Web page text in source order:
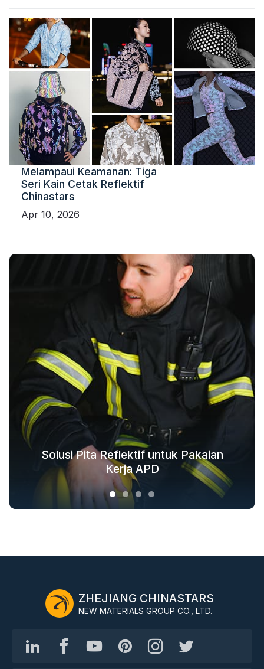
Melampaui Keamanan: Tiga
Seri Kain Cetak Reflektif
Chinastars
Apr 10, 2026
Solusi Pita Reflektif untuk Pakaian
Kerja APD
Solusi Tekstil Reflektif untuk Pakaian
Fashion Luar Ruangan
Solusi Kain Glow in the Dark untuk
Pakaian Luar
Solusi Pakaian Keselamatan Seluruh
Rantai Industri
ZHEJIANG CHINASTARS
NEW MATERIALS GROUP CO., LTD.